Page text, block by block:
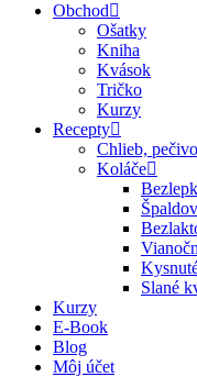
Obchod
Ošatky
Kniha
Kvások
Tričko
Kurzy
Recepty
Chlieb, pečivo
Koláče
Slané
Kurzy
E-Book
Blog
Môj účet